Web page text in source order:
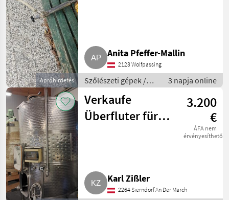
Apróhirdetés
Anita Pfeffer-Mallin
2123 Wolfpassing
Szőlészeti gépek /
Pincészeti gépek
3 napja online
Verkaufe
Überfluter für
3.200
€
ÁFA nem
érvényesíthető
Karl Zißler
2264 Sierndorf An Der March